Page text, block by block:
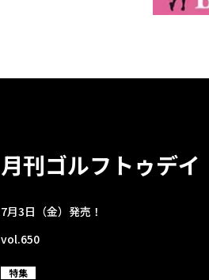
月刊ゴルフトゥデイ
7月3日（金）発売！
vol.650
特集